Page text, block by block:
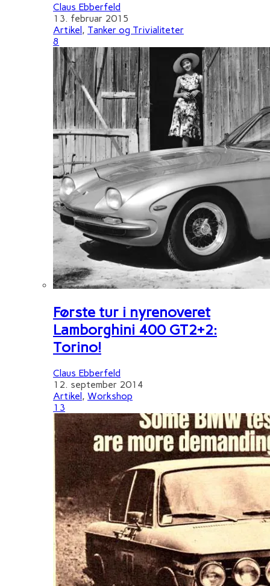
Claus Ebberfeld
13. februar 2015
Artikel, Tanker og Trivialiteter
8
Første tur i nyrenoveret
Lamborghini 400 GT2+2:
Torino!
Claus Ebberfeld
12. september 2014
Artikel , Workshop
13